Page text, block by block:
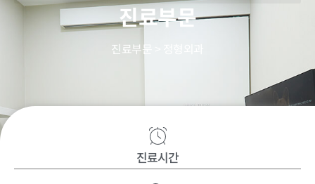
진료부문
진료부문
진료부문 > 정형외과
진료시간